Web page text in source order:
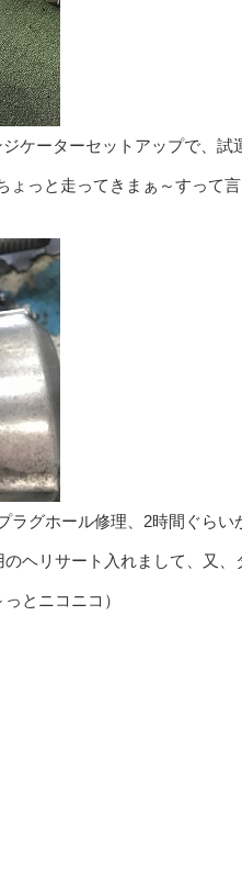
ケーターセットアップで、
っと走ってきまぁ～すって
ラグホール修理、2時間ぐら
ヘリサート入れまして、又、
とニコニコ）